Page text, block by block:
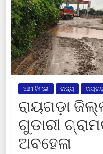
ଆମ ଜିଲ୍ଲା ରାଜ୍ୟ
ରାୟଗଡ଼ା
ଗୁଡାରୀ
ଅବହେଳା